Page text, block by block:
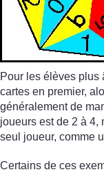
Pour les élèves plus
cartes en premier,
généralement de
joueurs est de 2 à 4,
seul joueur, comme
Certains de ces